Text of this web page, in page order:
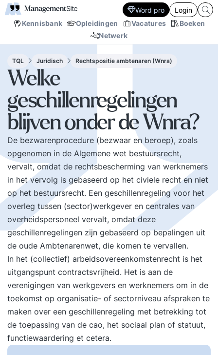
Kennisbank Opleidingen Vacatures
Boeken
Netwerk
Word pro Login
TQL Juridisch Rechtspositie ambtenaren (Wnra)
Welke
geschillenregelingen
blijven onder de Wnra?
De bezwarenprocedure (bezwaar en beroep), zoals
opgenomen in de Algemene wet bestuursrecht,
vervalt, omdat de rechtsbescherming van werknemers
in het vervolg is gebaseerd op het civiele recht en niet
op het bestuursrecht. Een geschillenregeling voor het
overleg tussen (sector)werkgever en centrales van
overheidspersoneel vervalt, omdat deze
geschillenregelingen zijn gebaseerd op bepalingen uit
de oude Ambtenarenwet, die komen te vervallen.
In het (collectief) arbeidsovereenkomstenrecht is het
uitgangspunt contractsvrijheid. Het is aan de
verenigingen van werkgevers en werknemers om in de
toekomst op organisatie- of sectorniveau afspraken te
maken over een geschillenregeling met betrekking tot
de toepassing van de cao, het sociaal plan of statuut,
functiewaardering et cetera.